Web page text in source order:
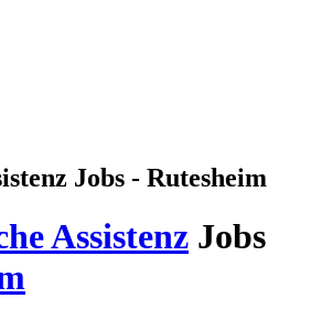
Jobs - Rutesheim
Assistenz Jobs